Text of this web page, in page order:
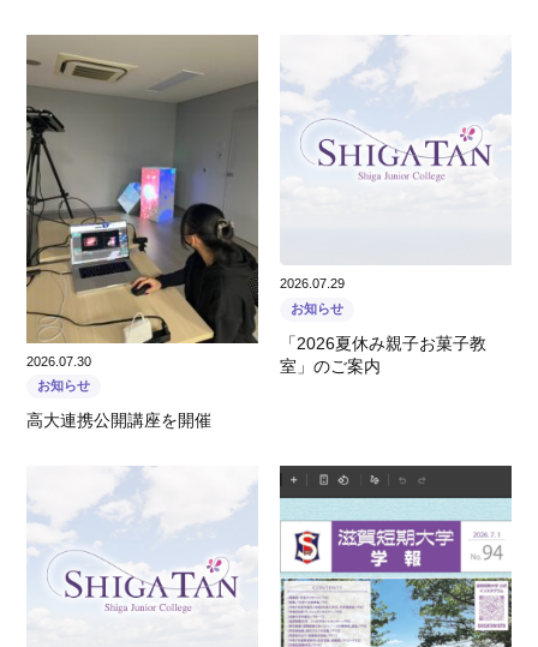
2026.07.30
お知らせ
高大連携公開講座を開催
2026.07.29
お知らせ
「2026夏休み親子お菓子教
室」のご案内